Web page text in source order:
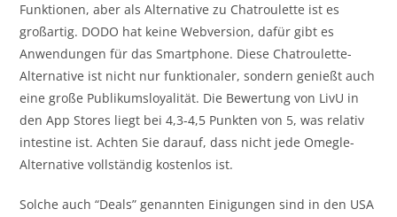
Funktionen, aber als Alternative zu Chatroulette ist es
großartig. DODO hat keine Webversion, dafür gibt es
Anwendungen für das Smartphone. Diese Chatroulette-
Alternative ist nicht nur funktionaler, sondern genießt auch
eine große Publikumsloyalität. Die Bewertung von LivU in
den App Stores liegt bei 4,3-4,5 Punkten von 5, was relativ
intestine ist. Achten Sie darauf, dass nicht jede Omegle-
Alternative vollständig kostenlos ist.
Solche auch “Deals” genannten Einigungen sind in den USA